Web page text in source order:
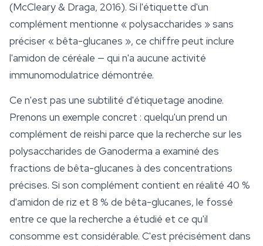
(McCleary & Draga, 2016). Si l'étiquette d'un
complément mentionne « polysaccharides » sans
préciser « bêta-glucanes », ce chiffre peut inclure
l'amidon de céréale — qui n'a aucune activité
immunomodulatrice démontrée.
Ce n'est pas une subtilité d'étiquetage anodine.
Prenons un exemple concret : quelqu'un prend un
complément de reishi parce que la recherche sur les
polysaccharides de Ganoderma a examiné des
fractions de bêta-glucanes à des concentrations
précises. Si son complément contient en réalité 40 %
d'amidon de riz et 8 % de bêta-glucanes, le fossé
entre ce que la recherche a étudié et ce qu'il
consomme est considérable. C'est précisément dans